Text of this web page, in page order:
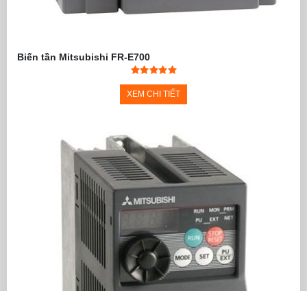
Biến tần Mitsubishi FR-E700
XEM CHI TIẾT